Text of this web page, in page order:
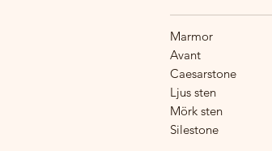
Marmor
Avant
Caesarstone
Ljus sten
Mörk sten
Silestone